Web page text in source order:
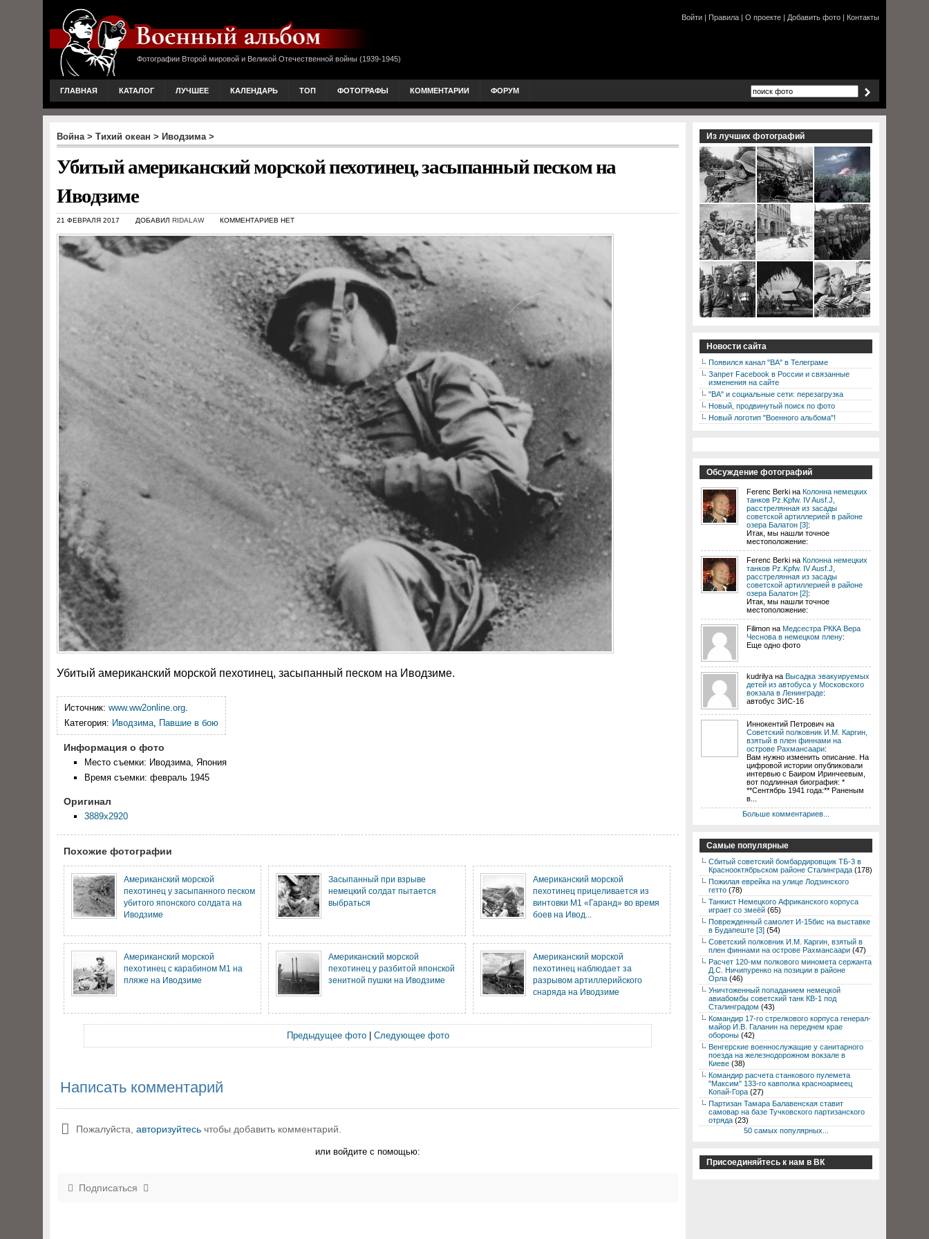
Фотографии Второй мировой и Великой Отечественной войны (1939-1945)
Войти | Правила | О проекте | Добавить фото | Контакты
ГЛАВНАЯ КАТАЛОГ ЛУЧШЕЕ КАЛЕНДАРЬ ТОП ФОТОГРАФЫ КОММЕНТАРИИ ФОРУМ
Война> Тихий океан > Иводзима>
Убитый американский морской пехотинец, засыпанный песком на
Иводзиме
21 ФЕВРАЛЯ 2017 ДОБАВИЛ RIDALAW КОММЕНТАРИЕВ НЕТ
Убитый американский морской пехотинец, засыпанный песком на Иводзиме.
Источник: www.ww2online.org.
Категория: Иводзима, Павшие в бою
Информация о фото
Место съемки: Иводзима, Япония
Время съемки: февраль 1945
Оригинал
3889x2920
Похожие фотографии
Американский морской
пехотинец у засыпанного песком
убитого японского солдата на
Иводзиме
Засыпанный при взрыве
немецкий солдат пытается
выбраться
Американский морской
пехотинец прицеливается из
винтовки М1 «Гаранд» во время
боев на Ивод...
Американский морской
пехотинец с карабином М1 на
пляже на Иводзиме
Американский морской
пехотинец у разбитой японской
зенитной пушки на Иводзиме
Американский морской
пехотинец наблюдает за
разрывом артиллерийского
снаряда на Иводзиме
Предыдущее фото| Следующее фото
Написать комментарий
Пожалуйста, авторизуйтесь чтобы добавить комментарий.
или войдите с помощью:
Подписаться
Из лучших фотографий
Новости сайта
Появился канал "ВА" в Телеграме
Запрет Facebook в России и связанные
изменения на сайте
"ВА" и социальные сети: перезагрузка
Новый, продвинутый поиск по фото
Новый логотип "Военного альбома"!
Обсуждение фотографий
Ferenc Berki на Колонна немецких
танков Pz.Kpfw. IV Ausf.J,
расстрелянная из засады
советской артиллерией в районе
озера Балатон [3]:
Итак, мы нашли точное
местоположение:
Ferenc Berki на Колонна немецких
танков Pz.Kpfw. IV Ausf.J,
расстрелянная из засады
советской артиллерией в районе
озера Балатон [2]:
Итак, мы нашли точное
местоположение:
Filimon на Медсестра РККА Вера
Чеснова в немецком плену:
Еще одно фото
kudrilya на Высадка эвакуируемых
детей из автобуса у Московского
вокзала в Ленинграде:
автобус ЗИС-16
Иннокентий Петрович на
Советский полковник И.М. Каргин,
взятый в плен финнами на
острове Рахмансаари:
Вам нужно изменить описание. На
цифровой истории опубликовали
интервью с Баиром Иринчеевым,
вот подлинная биография: *
**Сентябрь 1941 года:** Раненым
в...
Больше комментариев...
Самые популярные
Сбитый советский бомбардировщик ТБ-3 в
Краснооктябрьском районе Сталинграда (178)
Пожилая еврейка на улице Лодзинского
гетто (78)
Танкист Немецкого Африканского корпуса
играет со змеёй (65)
Поврежденный самолет И-15бис на выставке
в Будапеште [3] (54)
Советский полковник И.М. Каргин, взятый в
плен финнами на острове Рахмансаари (47)
Расчет 120-мм полкового миномета сержанта
Д.С. Ничипуренко на позиции в районе
Орла (46)
Уничтоженный попаданием немецкой
авиабомбы советский танк КВ-1 под
Сталинградом (43)
Командир 17-го стрелкового корпуса генерал-
майор И.В. Галанин на переднем крае
обороны (42)
Венгерские военнослужащие у санитарного
поезда на железнодорожном вокзале в
Киеве (38)
Командир расчета станкового пулемета
"Максим" 133-го кавполка красноармеец
Копай-Гора (27)
Партизан Тамара Балавенская ставит
самовар на базе Тучковского партизанского
отряда (23)
50 самых популярных...
Присоединяйтесь к нам в ВК